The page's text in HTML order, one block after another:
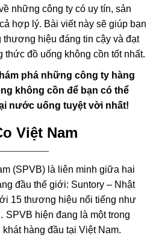
những công ty có uy tín, sản
hợp lý. Bài viết này sẽ giúp bạn
hiệu đáng tin cậy và đạt
đồ uống không cồn tốt nhất.
phá những công ty hàng
không cồn để bạn có thể
nước uống tuyệt vời nhất!
Việt Nam
(SPVB) là liên minh giữa hai
đầu thế giới: Suntory – Nhật
15 thương hiệu nổi tiếng như
SPVB hiện đang là một trong
hàng đầu tại Việt Nam.